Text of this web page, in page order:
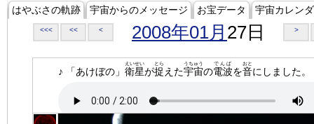
はやぶさの軌跡 宇宙からのメッセージ お宝データ 宇宙カレン
<<< << < 2008年01月 27日 >
♪ 「あけぼの」 衛星
えいせい
が捉
とら
えた宇宙
うちゅう
の電波
でんぱ
を音
おと
にしました。